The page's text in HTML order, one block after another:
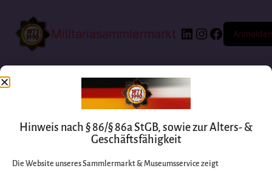
Militariasammlermarkt Anmelden
Hinweis nach § 86/§ 86a StGB, sowie zur Alters- &
Geschäftsfähigkeit
Die Website unseres Sammlermarkt & Museumsservice zeigt